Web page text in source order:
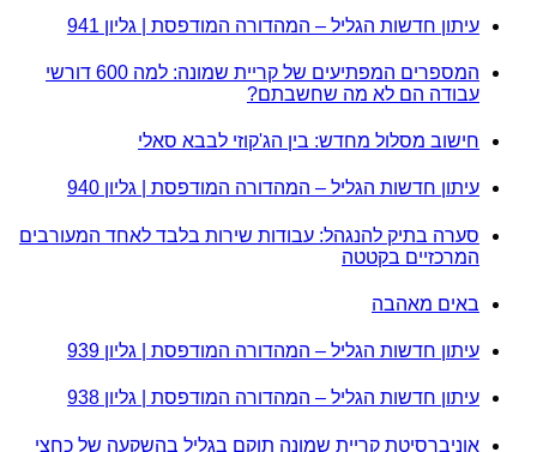
עיתון חדשות הגליל – המהדורה המודפסת | גליון 941
המספרים המפתיעים של קריית שמונה: למה 600 דורשי
עבודה הם לא מה שחשבתם?
חישוב מסלול מחדש: בין הג'קוזי לבבא סאלי
עיתון חדשות הגליל – המהדורה המודפסת | גליון 940
סערה בתיק להנגהל: עבודות שירות בלבד לאחד המעורבים
המרכזיים בקטטה
באים מאהבה
עיתון חדשות הגליל – המהדורה המודפסת | גליון 939
עיתון חדשות הגליל – המהדורה המודפסת | גליון 938
אוניברסיטת קריית שמונה תוקם בגליל בהשקעה של כחצי